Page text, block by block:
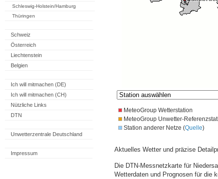
Schleswig-Holstein/Hamburg
Thüringen
Schweiz
Österreich
Liechtenstein
Belgien
Ich will mitmachen (DE)
Ich will mitmachen (CH)
Nützliche Links
DTN
Unwetterzentrale Deutschland
Impressum
MeteoGroup Wetterstation
MeteoGroup Unwetter-
Station anderer Netze (Quelle)
Aktuelles Wetter und präzise
Die DTN-Messnetzkarte für
Wetterdaten und Prognosen für die